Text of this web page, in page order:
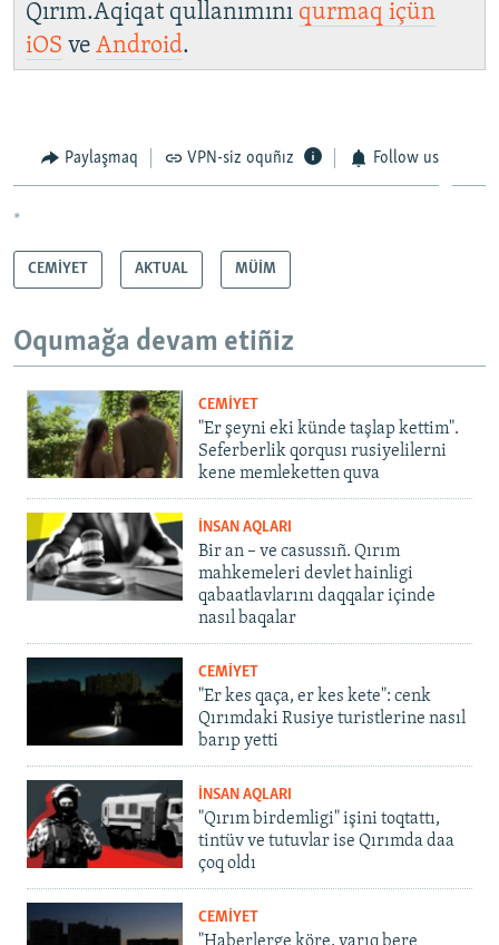
Qırım.Aqiqat qullanımını qurmaq içün
iOS ve Android.
Paylaşmaq VPN-siz oquñız Follow us
*
CEMİYET AKTUAL MÜİM
Oqumağa devam etiñiz
CEMİYET
"Er şeyni eki künde taşlap kettim".
Seferberlik qorqusı rusiyelilerni
kene memleketten quva
İNSAN AQLARI
Bir an – ve casussıñ. Qırım
mahkemeleri devlet hainligi
qabaatlavlarını daqqalar içinde
nasıl baqalar
CEMİYET
"Er kes qaça, er kes kete": cenk
Qırımdaki Rusiye turistlerine nasıl
barıp yetti
İNSAN AQLARI
"Qırım birdemligi" işini toqtattı,
tintüv ve tutuvlar ise Qırımda daa
çoq oldı
CEMİYET